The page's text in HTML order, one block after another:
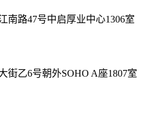
南路47号中启厚业中心1306室
街乙6号朝外SOHO A座1807室